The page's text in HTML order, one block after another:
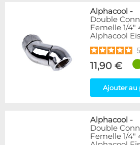
Alphacool -
Double
Femelle 1/4"
Alphacool
5
11,90 €
Ajouter au
Alphacool -
Double
Femelle 1/4"